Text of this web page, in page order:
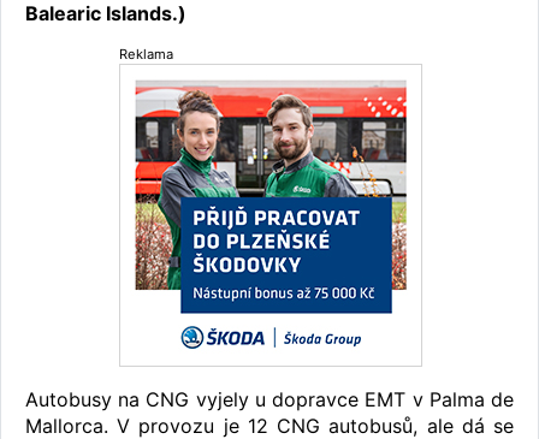
Balearic Islands.)
Reklama
Autobusy na CNG vyjely u dopravce EMT v Palma de
Mallorca. V provozu je 12 CNG autobusů, ale dá se